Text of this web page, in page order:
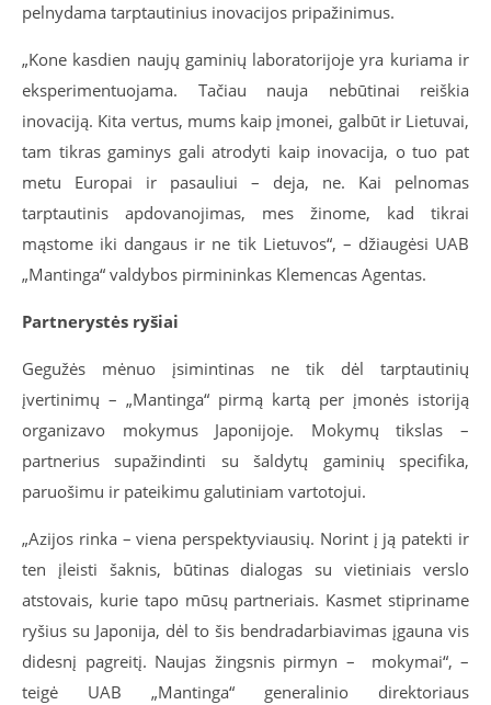
pelnydama tarptautinius inovacijos pripažinimus.
„Kone kasdien naujų gaminių laboratorijoje yra kuriama ir
eksperimentuojama. Tačiau nauja nebūtinai reiškia
inovaciją. Kita vertus, mums kaip įmonei, galbūt ir Lietuvai,
tam tikras gaminys gali atrodyti kaip inovacija, o tuo pat
metu Europai ir pasauliui – deja, ne. Kai pelnomas
tarptautinis apdovanojimas, mes žinome, kad tikrai
mąstome iki dangaus ir ne tik Lietuvos“, – džiaugėsi UAB
„Mantinga“ valdybos pirmininkas Klemencas Agentas.
Partnerystės ryšiai
Gegužės mėnuo įsimintinas ne tik dėl tarptautinių
įvertinimų – „Mantinga“ pirmą kartą per įmonės istoriją
organizavo mokymus Japonijoje. Mokymų tikslas –
partnerius supažindinti su šaldytų gaminių specifika,
paruošimu ir pateikimu galutiniam vartotojui.
„Azijos rinka – viena perspektyviausių. Norint į ją patekti ir
ten įleisti šaknis, būtinas dialogas su vietiniais verslo
atstovais, kurie tapo mūsų partneriais. Kasmet stipriname
ryšius su Japonija, dėl to šis bendradarbiavimas įgauna vis
didesnį pagreitį. Naujas žingsnis pirmyn – mokymai“, –
teigė UAB „Mantinga“ generalinio direktoriaus